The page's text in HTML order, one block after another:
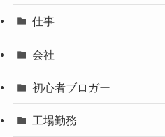
仕事
会社
初心者ブロガー
工場勤務